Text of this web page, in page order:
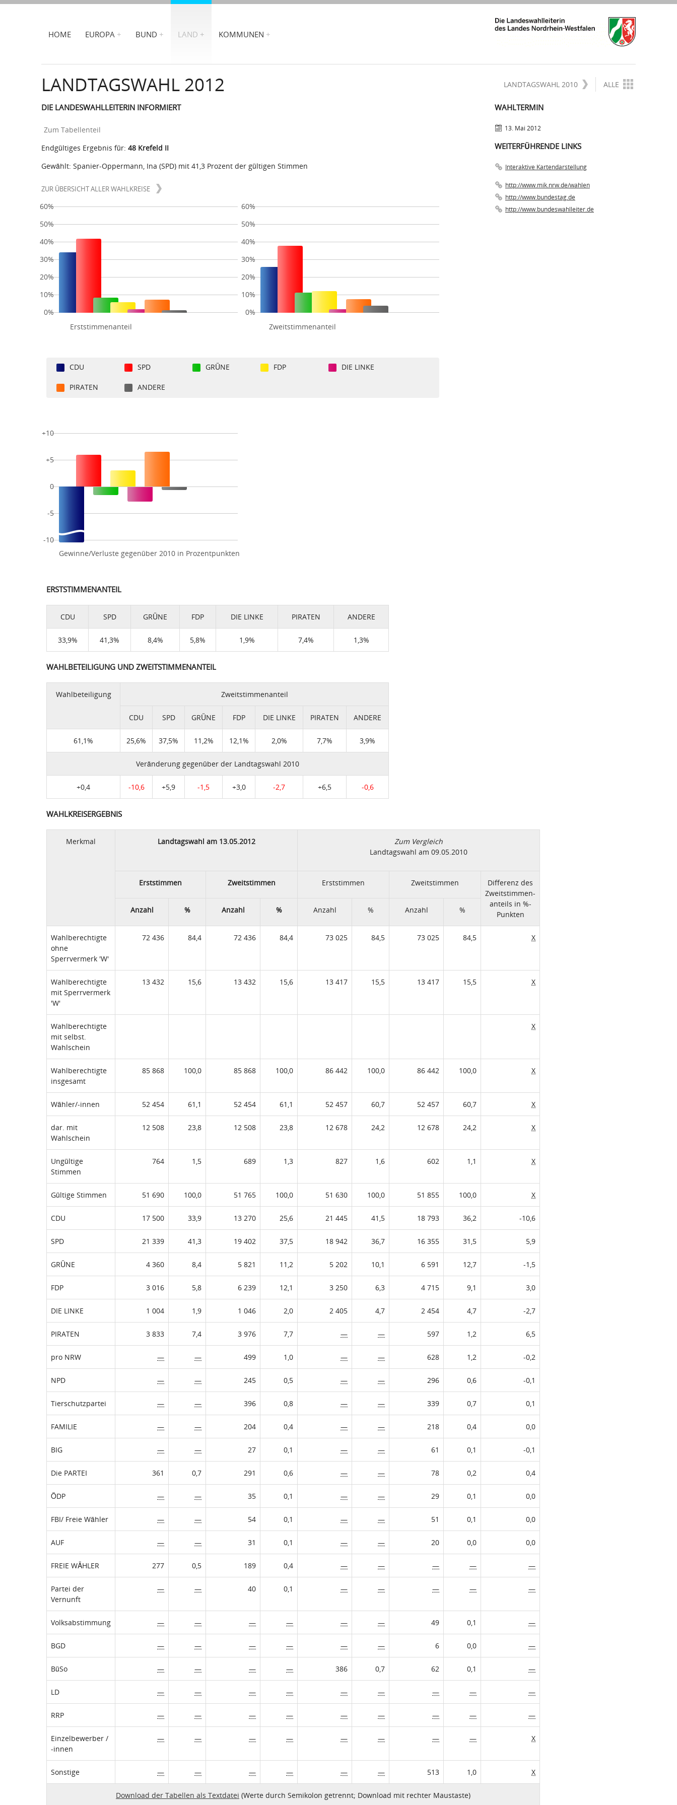
HOME EUROPA BUND LAND KOMMUNEN
LANDTAGSWAHL 2012 LANDTAGSWAHL 2010 ALLE
DIE LANDESWAHLLEITERIN INFORMIERT
Zum Tabellenteil
Endgültiges Ergebnis für: 48 Krefeld II
Gewählt: Spanier-Oppermann, Ina (SPD) mit 41,3 Prozent der gültigen Stimmen
ZUR ÜBERSICHT ALLER WAHLKREISE
Erststimmenanteil
60%
50%
40%
30%
20%
10%
0%
Zweitstimmenanteil
60%
50%
40%
30%
20%
10%
0%
CDU SPD GRÜNE FDP DIE LINKE
PIRATEN ANDERE
Gewinne/Verluste gegenüber 2010 in Prozentpunkten
+10
+5
0
-5
-10
ERSTSTIMMENANTEIL
CDU SPD GRÜNE FDP DIE LINKE PIRATEN ANDERE
33,9% 41,3% 8,4% 5,8% 1,9% 7,4% 1,3%
WAHLBETEILIGUNG UND ZWEITSTIMMENANTEIL
Wahlbeteiligung Zweitstimmenanteil
CDU SPD GRÜNE FDP DIE LINKE PIRATEN ANDERE
61,1% 25,6% 37,5% 11,2% 12,1% 2,0% 7,7% 3,9%
Veränderung gegenüber der Landtagswahl 2010
+0,4 -10,6 +5,9 -1,5 +3,0 -2,7 +6,5 -0,6
WAHLKREISERGEBNIS
Merkmal Landtagswahl am 13.05.2012
Zum Vergleich
Landtagswahl am 09.05.2010
Erststimmen Zweitstimmen Erststimmen Zweitstimmen
Differenz des
Zweitstimmen-
anteils in %-
Punkten
Anzahl % Anzahl % Anzahl % Anzahl %
Wahlberechtigte
ohne
Sperrvermerk 'W'
72 436 84,4 72 436 84,4 73 025 84,5 73 025 84,5 X
Wahlberechtigte
mit Sperrvermerk
'W'
13 432 15,6 13 432 15,6 13 417 15,5 13 417 15,5 X
Wahlberechtigte
mit selbst.
Wahlschein
X
Wahlberechtigte
insgesamt
85 868 100,0 85 868 100,0 86 442 100,0 86 442 100,0 X
Wähler/-innen 52 454 61,1 52 454 61,1 52 457 60,7 52 457 60,7 X
dar. mit
Wahlschein
12 508 23,8 12 508 23,8 12 678 24,2 12 678 24,2 X
Ungültige
Stimmen
764 1,5 689 1,3 827 1,6 602 1,1 X
Gültige Stimmen 51 690 100,0 51 765 100,0 51 630 100,0 51 855 100,0 X
CDU 17 500 33,9 13 270 25,6 21 445 41,5 18 793 36,2 -10,6
SPD 21 339 41,3 19 402 37,5 18 942 36,7 16 355 31,5 5,9
GRÜNE 4 360 8,4 5 821 11,2 5 202 10,1 6 591 12,7 -1,5
FDP 3 016 5,8 6 239 12,1 3 250 6,3 4 715 9,1 3,0
DIE LINKE 1 004 1,9 1 046 2,0 2 405 4,7 2 454 4,7 -2,7
PIRATEN 3 833 7,4 3 976 7,7 — — 597 1,2 6,5
pro NRW — — 499 1,0 — — 628 1,2 -0,2
NPD — — 245 0,5 — — 296 0,6 -0,1
Tierschutzpartei — — 396 0,8 — — 339 0,7 0,1
FAMILIE — — 204 0,4 — — 218 0,4 0,0
BIG — — 27 0,1 — — 61 0,1 -0,1
Die PARTEI 361 0,7 291 0,6 — — 78 0,2 0,4
ÖDP — — 35 0,1 — — 29 0,1 0,0
FBI/ Freie Wähler — — 54 0,1 — — 51 0,1 0,0
AUF — — 31 0,1 — — 20 0,0 0,0
FREIE WÄHLER 277 0,5 189 0,4 — — — — —
Partei der
Vernunft
— — 40 0,1 — — — — —
Volksabstimmung — — — — — — 49 0,1 —
BGD — — — — — — 6 0,0 —
BüSo — — — — 386 0,7 62 0,1 —
LD — — — — — — — — —
RRP — — — — — — — — —
Einzelbewerber /
-innen
— — — — — — — — X
Sonstige — — — — — — 513 1,0 X
Download der Tabellen als Textdatei (Werte durch Semikolon getrennt; Download mit rechter Maustaste)
WAHLTERMIN
13. Mai 2012
WEITERFÜHRENDE LINKS
Interaktive Kartendarstellung
http://www.mik.nrw.de/wahlen
http://www.bundestag.de
http://www.bundeswahlleiter.de